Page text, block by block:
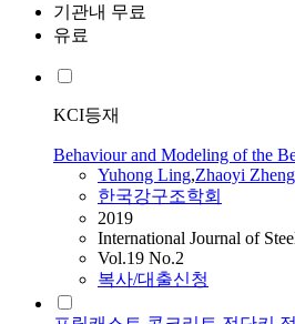
기관내 무료
유료
KCI등재
Behaviour and Modeling of the
Yuhong Ling,Zhaoyi Zheng
한국강구조학회
2019
International Journal of
Vol.19 No.2
복사/대출신청